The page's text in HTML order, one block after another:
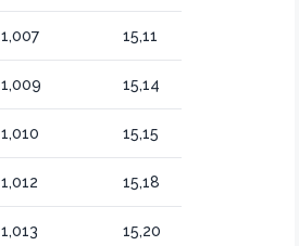
1,007 15,11
1,009 15,14
1,010 15,15
1,012 15,18
1,013 15,20